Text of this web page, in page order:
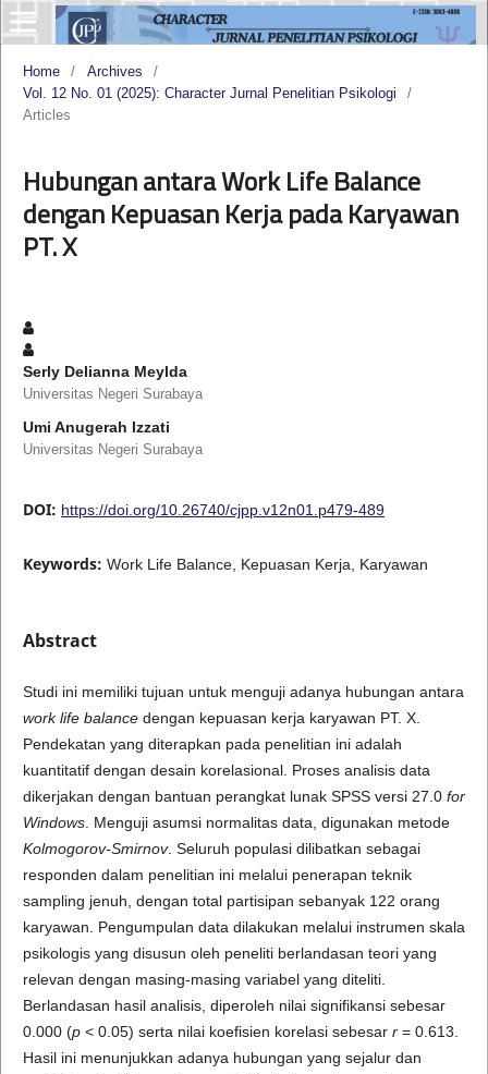
Home / Archives
/
Vol. 12 No. 01 (2025): Character Jurnal Penelitian Psikologi
/
Articles
Hubungan antara Work Life Balance
dengan Kepuasan Kerja pada Karyawan
PT. X
Serly Delianna Meylda
Universitas Negeri Surabaya
Umi Anugerah Izzati
Universitas Negeri Surabaya
DOI: https://doi.org/10.26740/cjpp.v12n01.p479-489
Keywords: Work Life Balance, Kepuasan Kerja, Karyawan
Abstract
Studi ini memiliki tujuan untuk menguji adanya hubungan antara
work life balancedengan kepuasan kerja karyawan PT. X.
Pendekatan yang diterapkan pada penelitian ini adalah
kuantitatif dengan desain korelasional. Proses analisis data
dikerjakan dengan bantuan perangkat lunak SPSS versi 27.0 for
Windows. Menguji asumsi normalitas data, digunakan metode
Kolmogorov-Smirnov. Seluruh populasi dilibatkan sebagai
responden dalam penelitian ini melalui penerapan teknik
sampling jenuh, dengan total partisipan sebanyak 122 orang
karyawan. Pengumpulan data dilakukan melalui instrumen skala
psikologis yang disusun oleh peneliti berlandasan teori yang
relevan dengan masing-masing variabel yang diteliti.
Berlandasan hasil analisis, diperoleh nilai signifikansi sebesar
0.000 (p< 0.05) serta nilai koefisien korelasi sebesar r= 0.613.
Hasil ini menunjukkan adanya hubungan yang sejalur dan